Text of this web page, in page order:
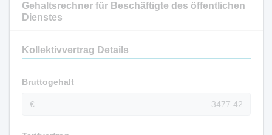
Gehaltsrechner für Beschäftigte des öffentlichen
Dienstes
Kollektivvertrag Details
Bruttogehalt
€